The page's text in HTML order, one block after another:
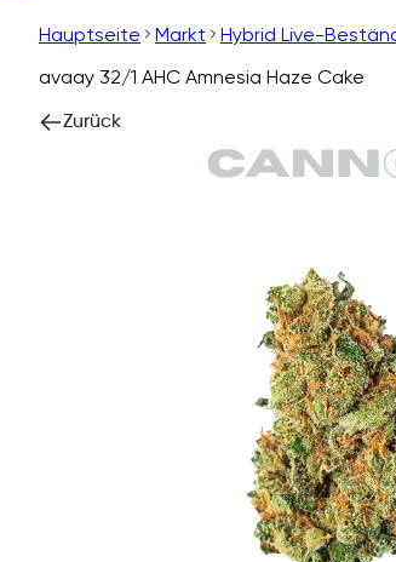
Hauptseite Markt
Hybrid Live-
avaay 32/1 AHC Amnesia Haze Cake
Zurück